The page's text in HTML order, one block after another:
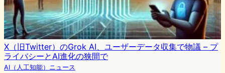
X（旧Twitter）のGrok AI、ユーザーデータ収集で物議 – プ
ライバシーとAI進化の狭間で
AI（人工知能）ニュース